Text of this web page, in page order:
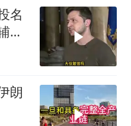
名
才
朗